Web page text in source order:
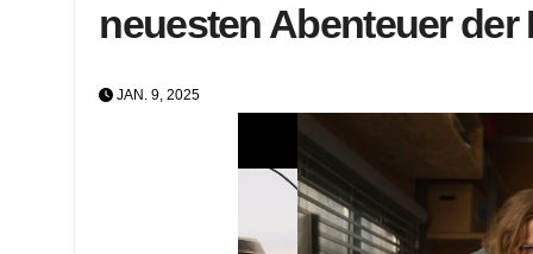
neuesten Abenteuer der
JAN. 9, 2025